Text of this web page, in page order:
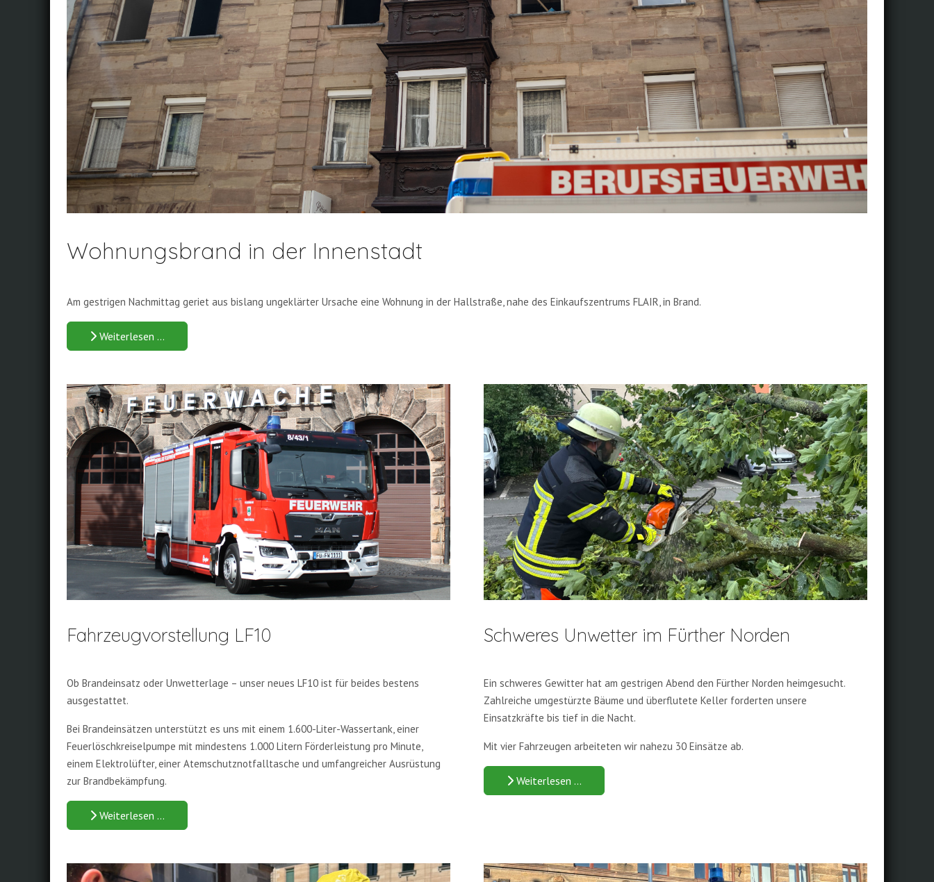
Wohnungsbrand in der Innenstadt
Am gestrigen Nachmittag geriet aus bislang ungeklärter Ursache eine Wohnung in der Hallstraße, nahe des Einkaufszentrums FLAIR, in Brand.
Weiterlesen …
Fahrzeugvorstellung LF10
Ob Brandeinsatz oder Unwetterlage – unser neues LF10 ist für beides bestens
ausgestattet.
Bei Brandeinsätzen unterstützt es uns mit einem 1.600-Liter-Wassertank, einer
Feuerlöschkreiselpumpe mit mindestens 1.000 Litern Förderleistung pro Minute,
einem Elektrolüfter, einer Atemschutznotfalltasche und umfangreicher Ausrüstung
zur Brandbekämpfung.
Weiterlesen …
Schweres Unwetter im Fürther Norden
Ein schweres Gewitter hat am gestrigen Abend den Fürther Norden heimgesucht.
Zahlreiche umgestürzte Bäume und überflutete Keller forderten unsere
Einsatzkräfte bis tief in die Nacht.
Mit vier Fahrzeugen arbeiteten wir nahezu 30 Einsätze ab.
Weiterlesen …